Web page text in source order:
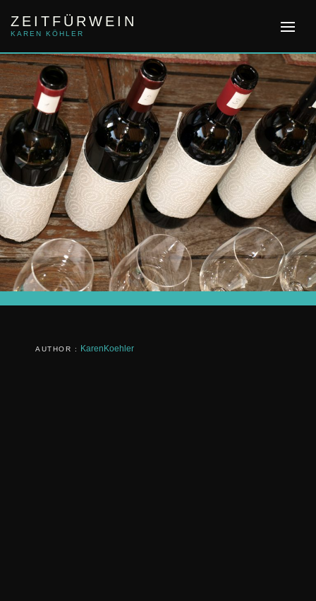
content
ZEITFÜRWEIN
KAREN KÖHLER
AUTHOR : KarenKoehler